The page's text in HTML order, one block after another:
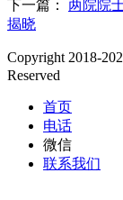
下一篇： 两院院
揭晓
Copyright 2018-
Reserved
首页
电话
微信
联系我们